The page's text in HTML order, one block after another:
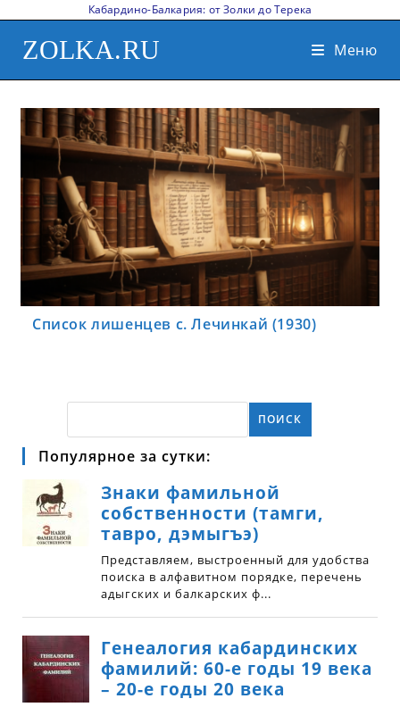
Кабардино-Балкария: от Золки до Терека
ZOLKA.RU Меню
Список лишенцев с. Лечинкай (1930)
ПОИСК
Популярное за сутки: